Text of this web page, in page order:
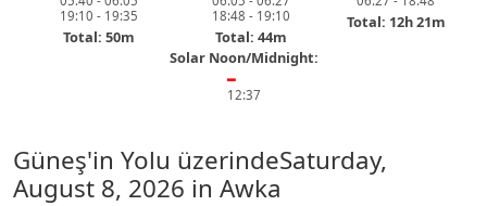
19:10 - 19:35
Total: 50m
18:48 - 19:10
Total: 44m
Total: 12h 21m
Solar Noon/Midnight:
━
12:37
Güneş'in Yolu üzerindeSaturday,
August 8, 2026 in Awka